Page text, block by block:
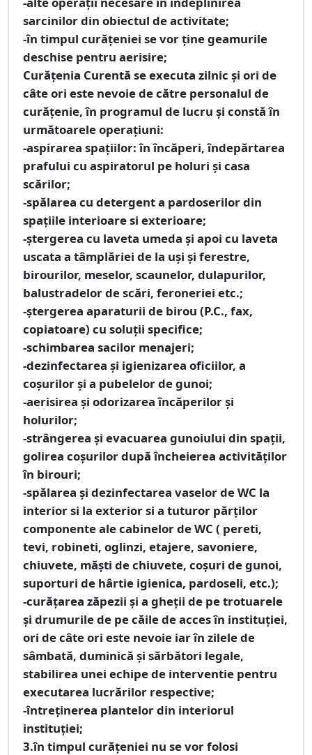
sarcinilor din obiectul de activitate;
-în timpul curăţeniei se vor ţine geamurile
deschise pentru aerisire;
Curăţenia Curentă se executa zilnic şi ori de
câte ori este nevoie de către personalul de
curăţenie, în programul de lucru şi constă în
următoarele operaţiuni:
-aspirarea spaţiilor: în încăperi, îndepărtarea
prafului cu aspiratorul pe holuri şi casa
scărilor;
-spălarea cu detergent a pardoserilor din
spaţiile interioare si exterioare;
-ştergerea cu laveta umeda şi apoi cu laveta
uscata a tâmplăriei de la uşi şi ferestre,
birourilor, meselor, scaunelor, dulapurilor,
balustradelor de scări, feroneriei etc.;
-ştergerea aparaturii de birou (P.C., fax,
copiatoare) cu soluţii specifice;
-schimbarea sacilor menajeri;
-dezinfectarea şi igienizarea oficiilor, a
coşurilor şi a pubelelor de gunoi;
-aerisirea şi odorizarea încăperilor şi
holurilor;
-strângerea şi evacuarea gunoiului din spaţii,
golirea coşurilor după încheierea activităților
în birouri;
-spălarea şi dezinfectarea vaselor de WC la
interior si la exterior si a tuturor părţilor
componente ale cabinelor de WC ( pereti,
tevi, robineti, oglinzi, etajere, savoniere,
chiuvete, măşti de chiuvete, coşuri de gunoi,
suporturi de hârtie igienica, pardoseli, etc.);
-curăţarea zăpezii şi a gheţii de pe trotuarele
şi drumurile de pe căile de acces în instituţiei,
ori de câte ori este nevoie iar în zilele de
sâmbată, duminică şi sărbători legale,
stabilirea unei echipe de interventie pentru
executarea lucrărilor respective;
-întreţinerea plantelor din interiorul
instituției;
3.în timpul curăţeniei nu se vor folosi